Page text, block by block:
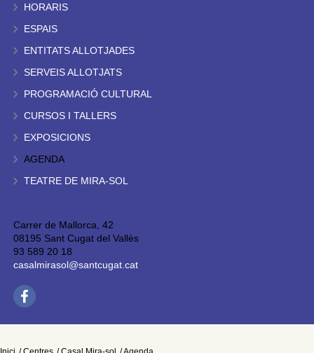
HORARIS
ESPAIS
ENTITATS ALLOTJADES
SERVEIS ALLOTJATS
PROGRAMACIÓ CULTURAL
CURSOS I TALLERS
EXPOSICIONS
AGENDA
TEATRE DE MIRA-SOL
Carrer de Mallorca, 42
08195 Sant Cugat del Vallès
93 589 20 18
casalmirasol@santcugat.cat